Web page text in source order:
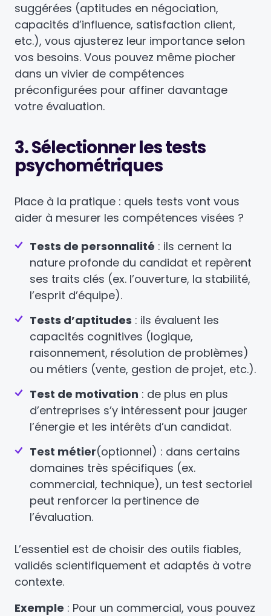
suggérées (aptitudes en négociation,
capacités d’influence, satisfaction client,
etc.), vous ajusterez leur importance selon
vos besoins. Vous pouvez même piocher
dans un vivier de compétences
préconfigurées pour affiner davantage
votre évaluation.
3. Sélectionner les tests
psychométriques
Place à la pratique : quels tests vont vous
aider à mesurer les compétences visées ?
Tests de personnalité : ils cernent la
nature profonde du candidat et repèrent
ses traits clés (ex. l’ouverture, la stabilité,
l’esprit d’équipe).
Tests d’aptitudes : ils évaluent les
capacités cognitives (logique,
raisonnement, résolution de problèmes)
ou métiers (vente, gestion de projet, etc.).
Test de motivation : de plus en plus
d’entreprises s’y intéressent pour jauger
l’énergie et les intérêts d’un candidat.
Test métier(optionnel) : dans certains
domaines très spécifiques (ex.
commercial, technique), un test sectoriel
peut renforcer la pertinence de
l’évaluation.
L’essentiel est de choisir des outils fiables,
validés scientifiquement et adaptés à votre
contexte.
Exemple : Pour un commercial, vous pouvez